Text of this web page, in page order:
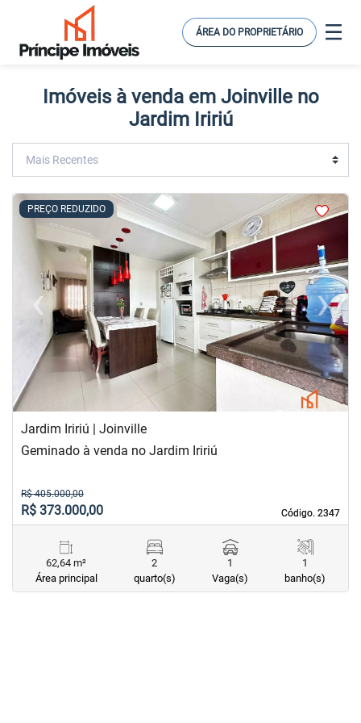
ÁREA DO PROPRIETÁRIO
Imóveis à venda em Joinville no
Jardim Iririú
PREÇO REDUZIDO
<<<
‹
Previous ›Next
Jardim Iririú | Joinville
Código. 2347
Código. 2347
Geminado à venda no Jardim Iririú
R$ 405.000,00
R$ 373.000,00
62,64 m²
Área principal
2
quarto(s)
1
Vaga(s)
1
banho(s)